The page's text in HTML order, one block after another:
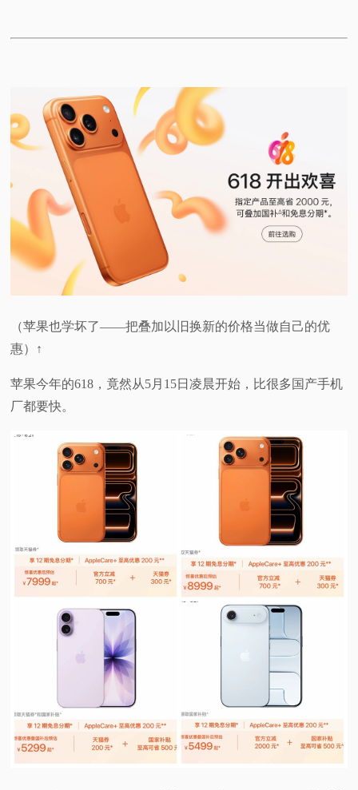
（苹果也学坏了——把叠加以旧换新的价格当做自己的优
惠）↑
苹果今年的618，竟然从5月15日凌晨开始，比很多国产手机
厂都要快。